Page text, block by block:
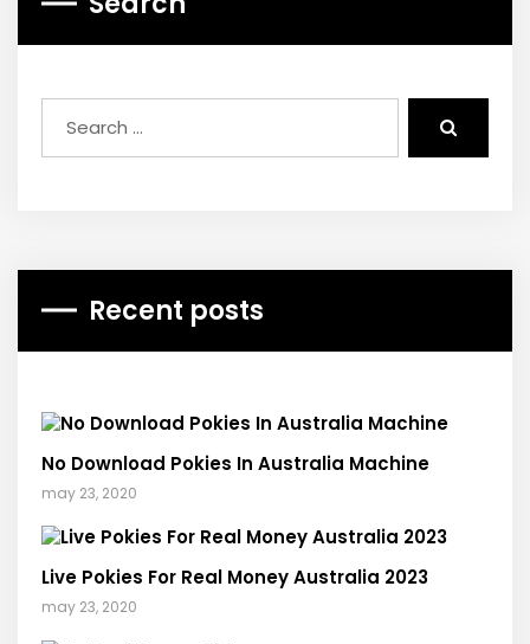
Recent posts
No Download Pokies In Australia Machine
may 23, 2020
Live Pokies For Real Money Australia 2023
may 23, 2020